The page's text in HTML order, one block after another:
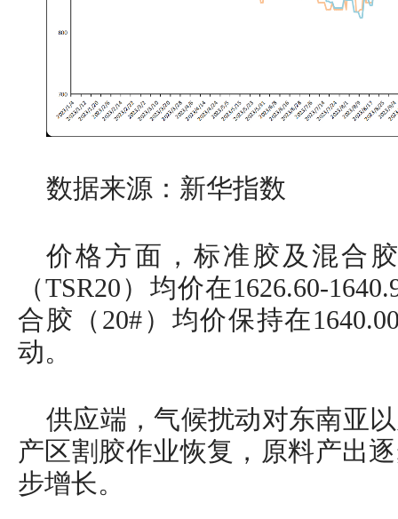
数据来源：新华指数
价格方面，标准胶及混合
（TSR20）均价在1626.60-
合胶（20#）均价保持在
动。
供应端，气候扰动对东南亚
产区割胶作业恢复，原料产出
步增长。